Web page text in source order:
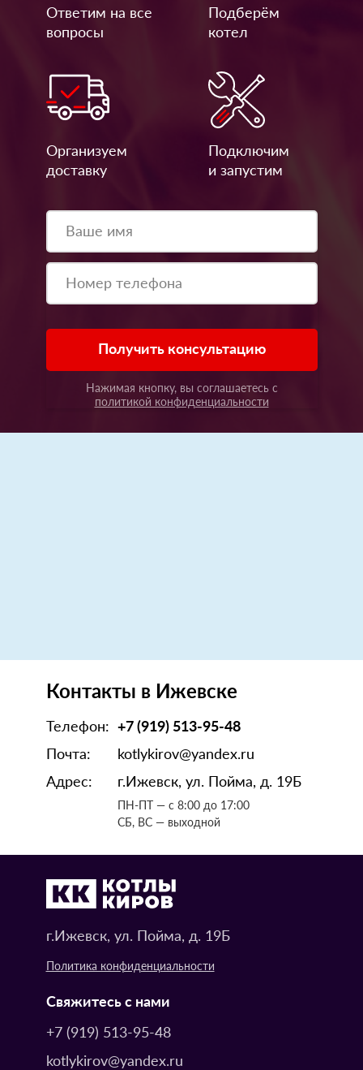
Ответим на все
вопросы
Подберём
котел
Организуем
доставку
Подключим
и запустим
Получить консультацию
Нажимая кнопку, вы соглашаетесь с
политикой конфиденциальности
Контакты в Ижевске
Телефон: +7 (919) 513-95-48
Почта:
kotlykirov@yandex.ru
Адрес:
г.Ижевск, ул. Пойма, д. 19Б
ПН-ПТ — с 8:00 до 17:00
СБ, ВС — выходной
г.Ижевск, ул. Пойма, д. 19Б
Политика конфиденциальности
Свяжитесь с нами
+7 (919) 513-95-48
kotlykirov@yandex.ru